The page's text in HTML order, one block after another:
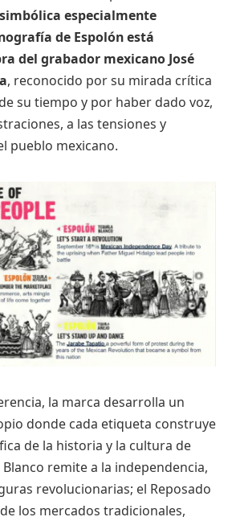
especialmente
de Espolón está
del grabador mexicano José
, reconocido por su mirada crítica
su tiempo y por haber dado voz,
a las tensiones y
pueblo mexicano.
la marca desarrolla un
donde cada etiqueta construye
de la historia y la cultura de
Blanco remite a la independencia,
revolucionarias; el Reposado
los mercados tradicionales,